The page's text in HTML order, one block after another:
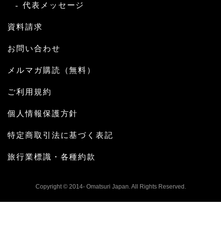
代表メッセージ
資料請求
お問い合わせ
メルマガ購読（無料）
ご利用規約
個人情報保護方針
特定商取引法に基づく表記
旅行業標識・各種約款
Copyright © 2014- Omatsuri Japan. All Rights Reserved.